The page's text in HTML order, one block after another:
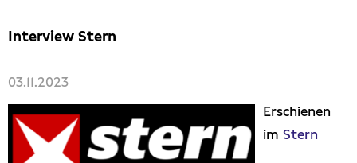
Interviews
Artikel
Interview Stern
03.11.2023
Erschienen
im Stern